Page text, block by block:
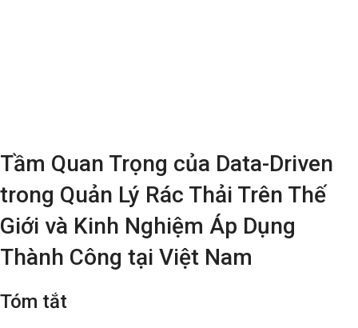
Tầm Quan Trọng của Data-Driven
trong Quản Lý Rác Thải Trên Thế
Giới và Kinh Nghiệm Áp Dụng
Thành Công tại Việt Nam
Tóm tắt